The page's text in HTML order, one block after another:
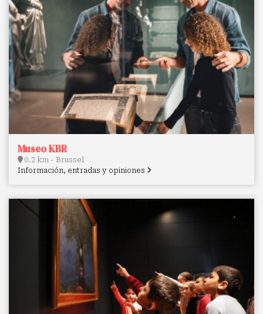
Museo KBR
0.2 km - Brussel
Información, entradas y opiniones